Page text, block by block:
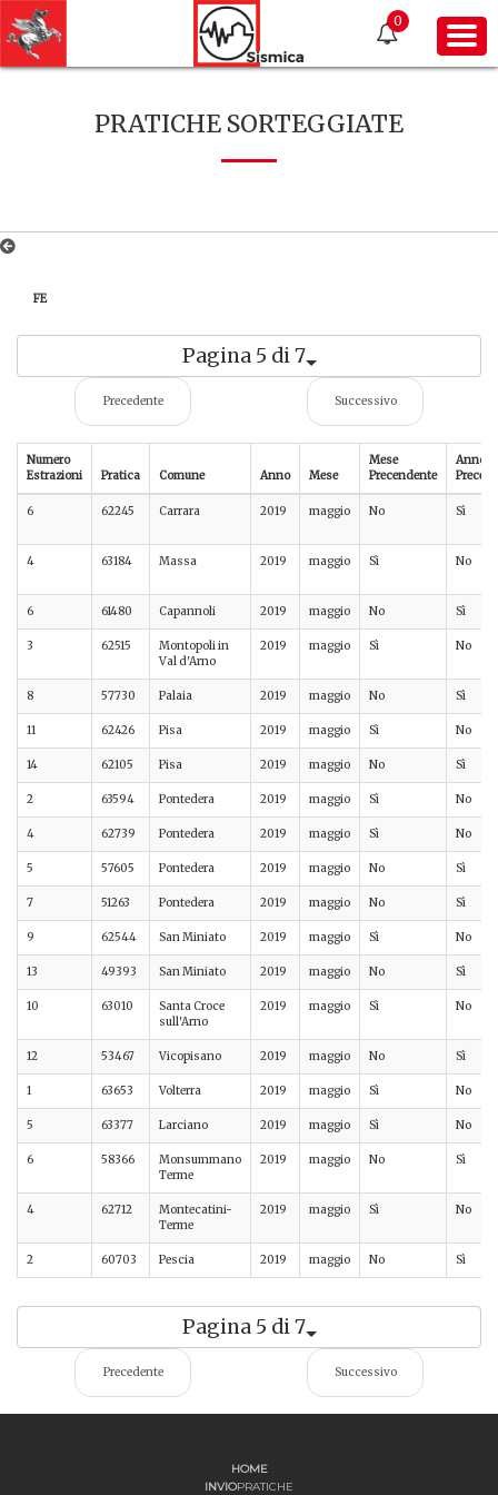
0
PRATICHE SORTEGGIATE
FE
Pagina 5 di 7
Precedente Successivo
Numero
Estrazioni
Pratica Comune Anno Mese
Mese
Precendente
Anno
6 62245 Carrara 2019 maggio No Sì
4 63184 Massa 2019 maggio Sì No
6 61480 Capannoli 2019 maggio No Sì
3 62515
Montopoli in
Val d'Arno
2019 maggio Sì No
8 57730 Palaia 2019 maggio No Sì
11 62426 Pisa 2019 maggio Sì No
14 62105 Pisa 2019 maggio No Sì
2 63594 Pontedera 2019 maggio Sì No
4 62739 Pontedera 2019 maggio Sì No
5 57605 Pontedera 2019 maggio No Sì
7 51263 Pontedera 2019 maggio No Sì
9 62544 San Miniato 2019 maggio Sì No
13 49393 San Miniato 2019 maggio No Sì
10 63010
Santa Croce
sull'Arno
2019 maggio Sì No
12 53467 Vicopisano 2019 maggio No Sì
1 63653 Volterra 2019 maggio Sì No
5 63377 Larciano 2019 maggio Sì No
6 58366
Monsummano
Terme
2019 maggio No Sì
4 62712
Montecatini-
Terme
2019 maggio Sì No
2 60703 Pescia 2019 maggio No Sì
Pagina 5 di 7
Precedente Successivo
HOME
INVIOPRATICHE